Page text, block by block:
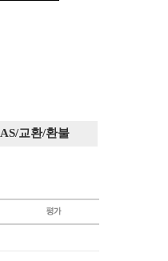
AS/교환/환불